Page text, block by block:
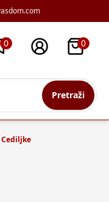
0 0
Pretraži
Cediljke